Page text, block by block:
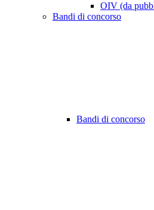
OIV (da
Bandi di concorso
Bandi di concorso